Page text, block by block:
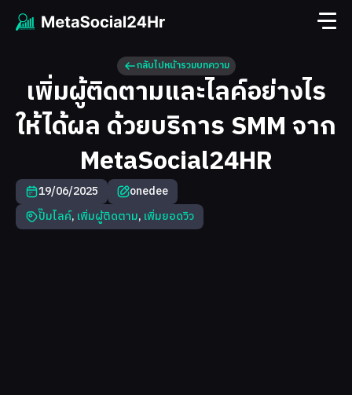
กลับไปหน้ารวมบทความ
เพิ่มผู้ติดตามและไลค์อย่างไร
ให้ได้ผล ด้วยบริการ SMM จาก
MetaSocial24HR
19/06/2025
onedee
ปั๊มไลค์, เพิ่มผู้ติดตาม, เพิ่มยอดวิว